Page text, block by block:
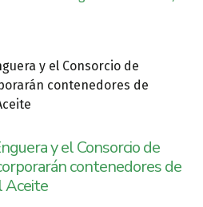
y el Consorcio de
contenedores de
Aceite